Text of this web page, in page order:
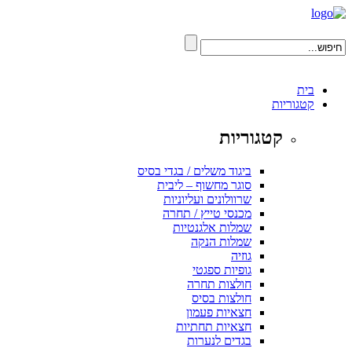
בית
קטגוריות
קטגוריות
ביגוד משלים / בגדי בסיס
סוגר מחשוף – ליבית
שרוולונים ועליוניות
מכנסי טייץ / תחרה
שמלות אלגנטיות
שמלות הנקה
גוזיה
גופיות ספגטי
חולצות תחרה
חולצות בסיס
חצאיות פעמון
חצאיות תחתיות
בגדים לנערות